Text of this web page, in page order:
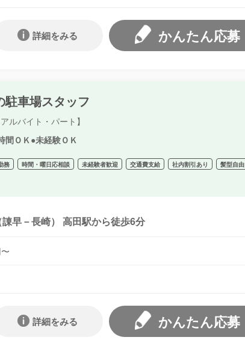
かんたん応募
詳細をみる
駐車場スタッフ
ルバイト・パート】
間ＯＫ●未経験ＯＫ
務 時間・曜日応相談 未経験者歓迎 交通費支給 社内割引あり 髪型自由
早－長崎） 高田駅から徒歩6分
かんたん応募
詳細をみる